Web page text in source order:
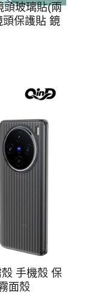
頭玻璃貼(兩
保護貼 鏡
手機殼 保
面殼